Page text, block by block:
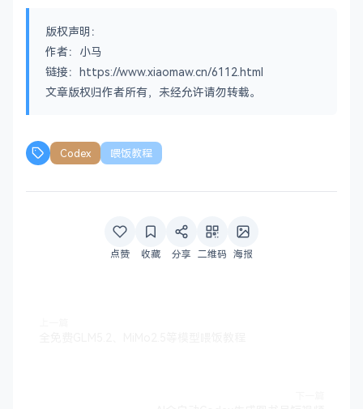
版权声明：
作者：小马
链接：https://www.xiaomaw.cn/6112.html
文章版权归作者所有，未经允许请勿转载。
Codex 喂饭教程
点赞 收藏 分享 二维码 海报